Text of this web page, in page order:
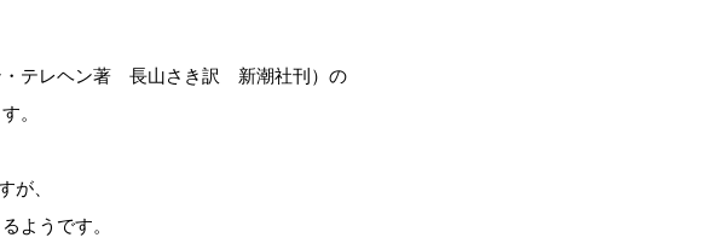
・テレヘン著 長山さき訳 新潮社刊）の
。
が、
ようです。